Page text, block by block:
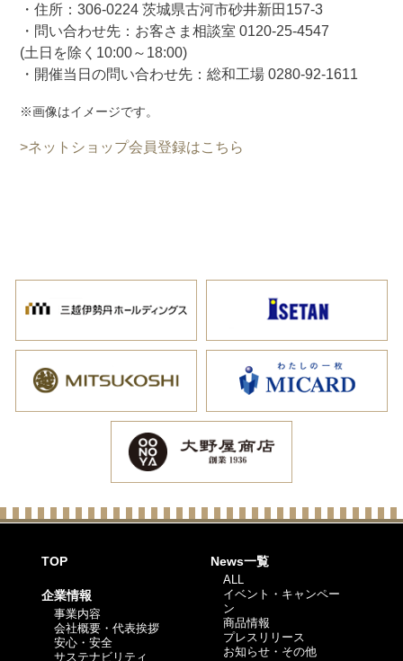
・住所：306-0224 茨城県古河市砂井新田157-3
・問い合わせ先：お客さま相談室 0120-25-4547
(土日を除く10:00～18:00)
・開催当日の問い合わせ先：総和工場 0280-92-1611
※画像はイメージです。
>ネットショップ会員登録はこちら
TOP
企業情報
事業内容
会社概要・代表挨拶
安心・安全
サステナビリティ
News一覧
ALL
イベント・キャンペー
ン
商品情報
プレスリリース
お知らせ・その他